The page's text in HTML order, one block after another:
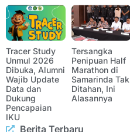
Tracer Study
Unmul 2026
Dibuka, Alumni
Wajib Update
Data dan
Dukung
Pencapaian
IKU
Tersangka
Penipuan Half
Marathon di
Samarinda Tak
Ditahan, Ini
Alasannya
Berita Terbaru